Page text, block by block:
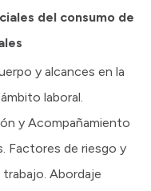
del consumo de
y alcances en la
laboral.
y Acompañamiento
Factores de riesgo y
Abordaje